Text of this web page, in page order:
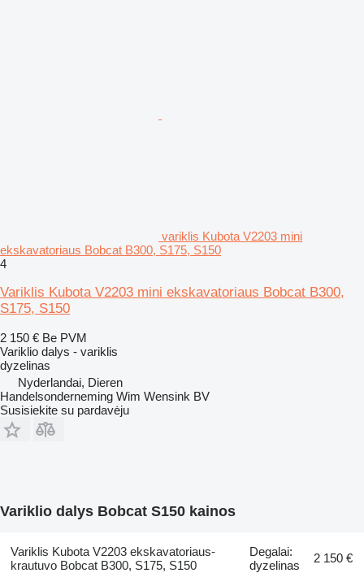
variklis Kubota V2203 mini
ekskavatoriaus Bobcat B300, S175, S150
4
Variklis Kubota V2203 mini ekskavatoriaus Bobcat B300,
S175, S150
2 150 € Be PVM
Variklio dalys - variklis
dyzelinas
Nyderlandai, Dieren
Handelsonderneming Wim Wensink BV
Susisiekite su pardavėju
Variklio dalys Bobcat S150 kainos
Variklis Kubota V2203 ekskavatoriaus-
krautuvo Bobcat B300, S175, S150
Degalai:
dyzelinas
2 150 €